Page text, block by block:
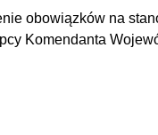
obowiązków na
Komendanta